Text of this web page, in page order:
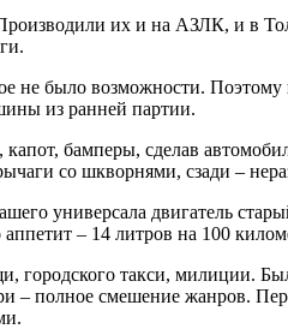
их и на АЗЛК, и в
было возможности. Поэтому
из ранней партии.
бамперы, сделав
со шкворнями, сзади –
универсала двигатель
– 14 литров на 100
такси, милиции.
полное смешение жанров.